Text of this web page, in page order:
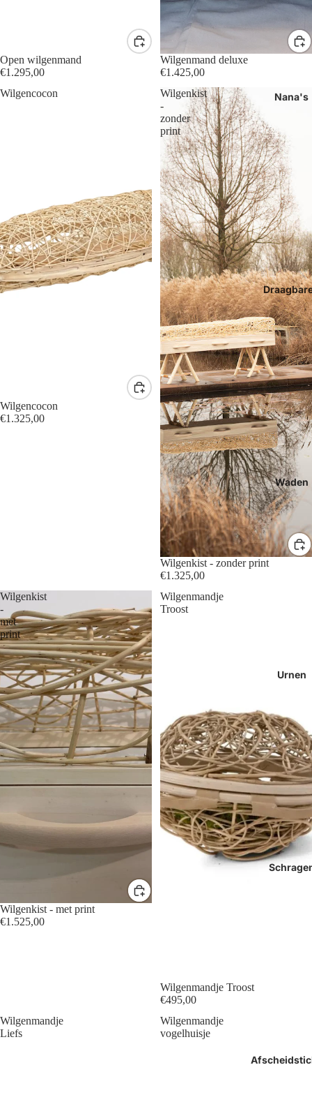
Nana's
Waden
Urnen
Open wilgenmand
€1.295,00
Wilgenmand deluxe
€1.425,00
Wilgencocon
Wilgencocon
€1.325,00
Wilgenkist
-
zonder
print
Wilgenkist - zonder print
€1.325,00
Wilgenkist
-
met
print
Wilgenkist - met print
€1.525,00
Wilgenmandje
Troost
Wilgenmandje Troost
€495,00
Wilgenmandje
Liefs
Wilgenmandje
vogelhuisje